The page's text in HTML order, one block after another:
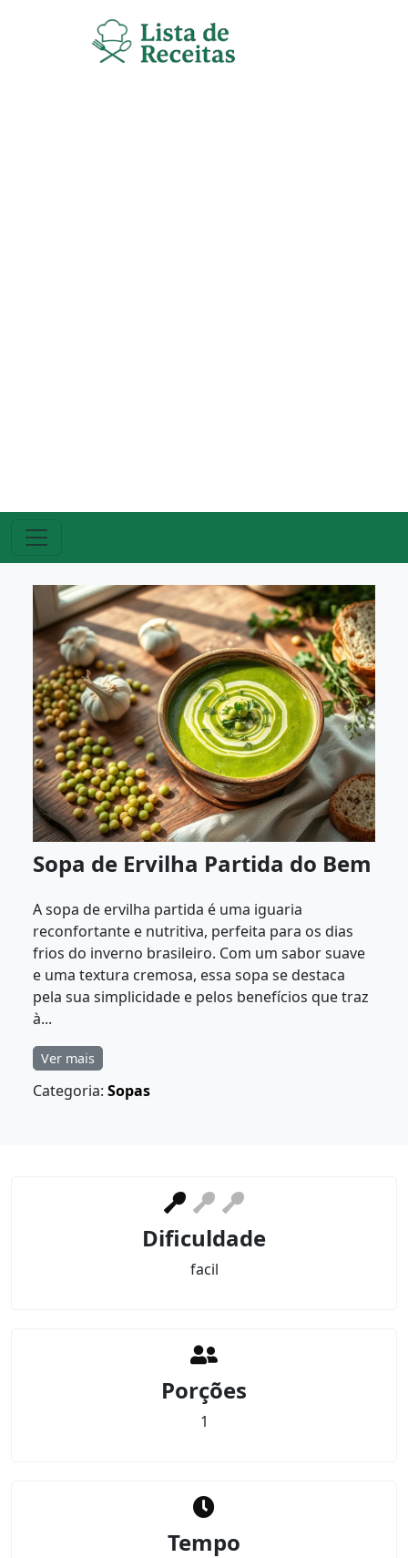
Sopa de Ervilha Partida do Bem
A sopa de ervilha partida é uma iguaria
reconfortante e nutritiva, perfeita para os dias
frios do inverno brasileiro. Com um sabor suave
e uma textura cremosa, essa sopa se destaca
pela sua simplicidade e pelos benefícios que traz
à...
Ver mais
Categoria: Sopas
Dificuldade
facil
Porções
1
Tempo